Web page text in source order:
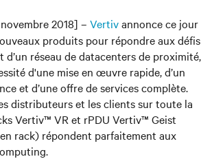
2018] – Vertivannonce ce jour
produits pour répondre aux défis
d’un réseau de datacenters de proximité,
d'une mise en œuvre rapide, d’un
et d’une offre de services complète.
distributeurs et les clients sur toute la
Vertiv™ VR et rPDU Vertiv™ Geist
rack) répondent parfaitement aux